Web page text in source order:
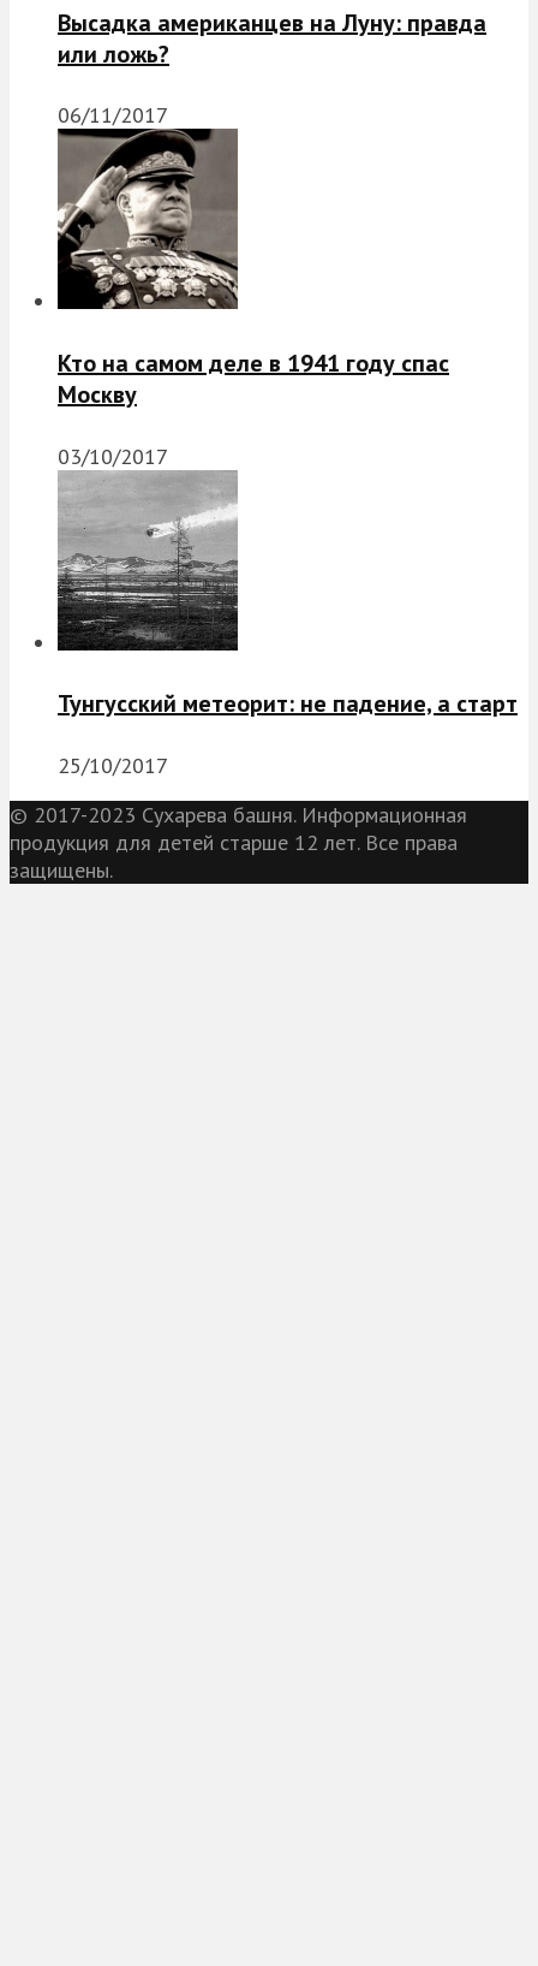
Высадка американцев на Луну: правда
или ложь?
06/11/2017
Кто на самом деле в 1941 году спас
Москву
03/10/2017
Тунгусский метеорит: не падение, а старт
25/10/2017
© 2017-2023 Сухарева башня. Информационная
продукция для детей старше 12 лет. Все права
защищены.